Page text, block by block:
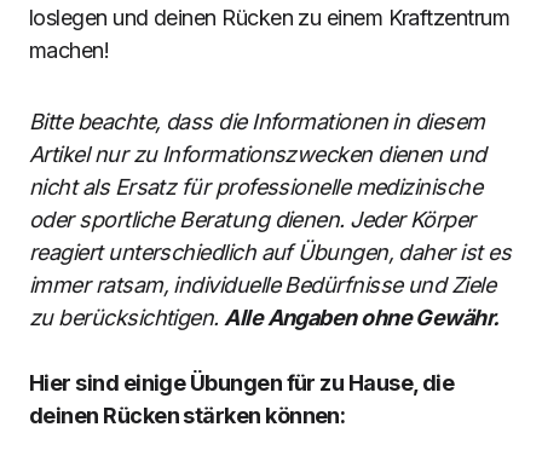
loslegen und deinen Rücken zu einem Kraftzentrum
machen!
Bitte beachte, dass die Informationen in diesem
Artikel nur zu Informationszwecken dienen und
nicht als Ersatz für professionelle medizinische
oder sportliche Beratung dienen. Jeder Körper
reagiert unterschiedlich auf Übungen, daher ist es
immer ratsam, individuelle Bedürfnisse und Ziele
zu berücksichtigen. Alle Angaben ohne Gewähr.
Hier sind einige Übungen für zu Hause, die
deinen Rücken stärken können: